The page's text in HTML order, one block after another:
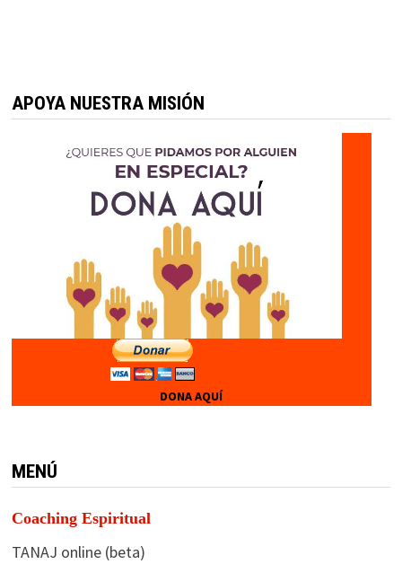
APOYA NUESTRA MISIÓN
DONA AQUÍ
MENÚ
Coaching Espiritual
TANAJ online (beta)